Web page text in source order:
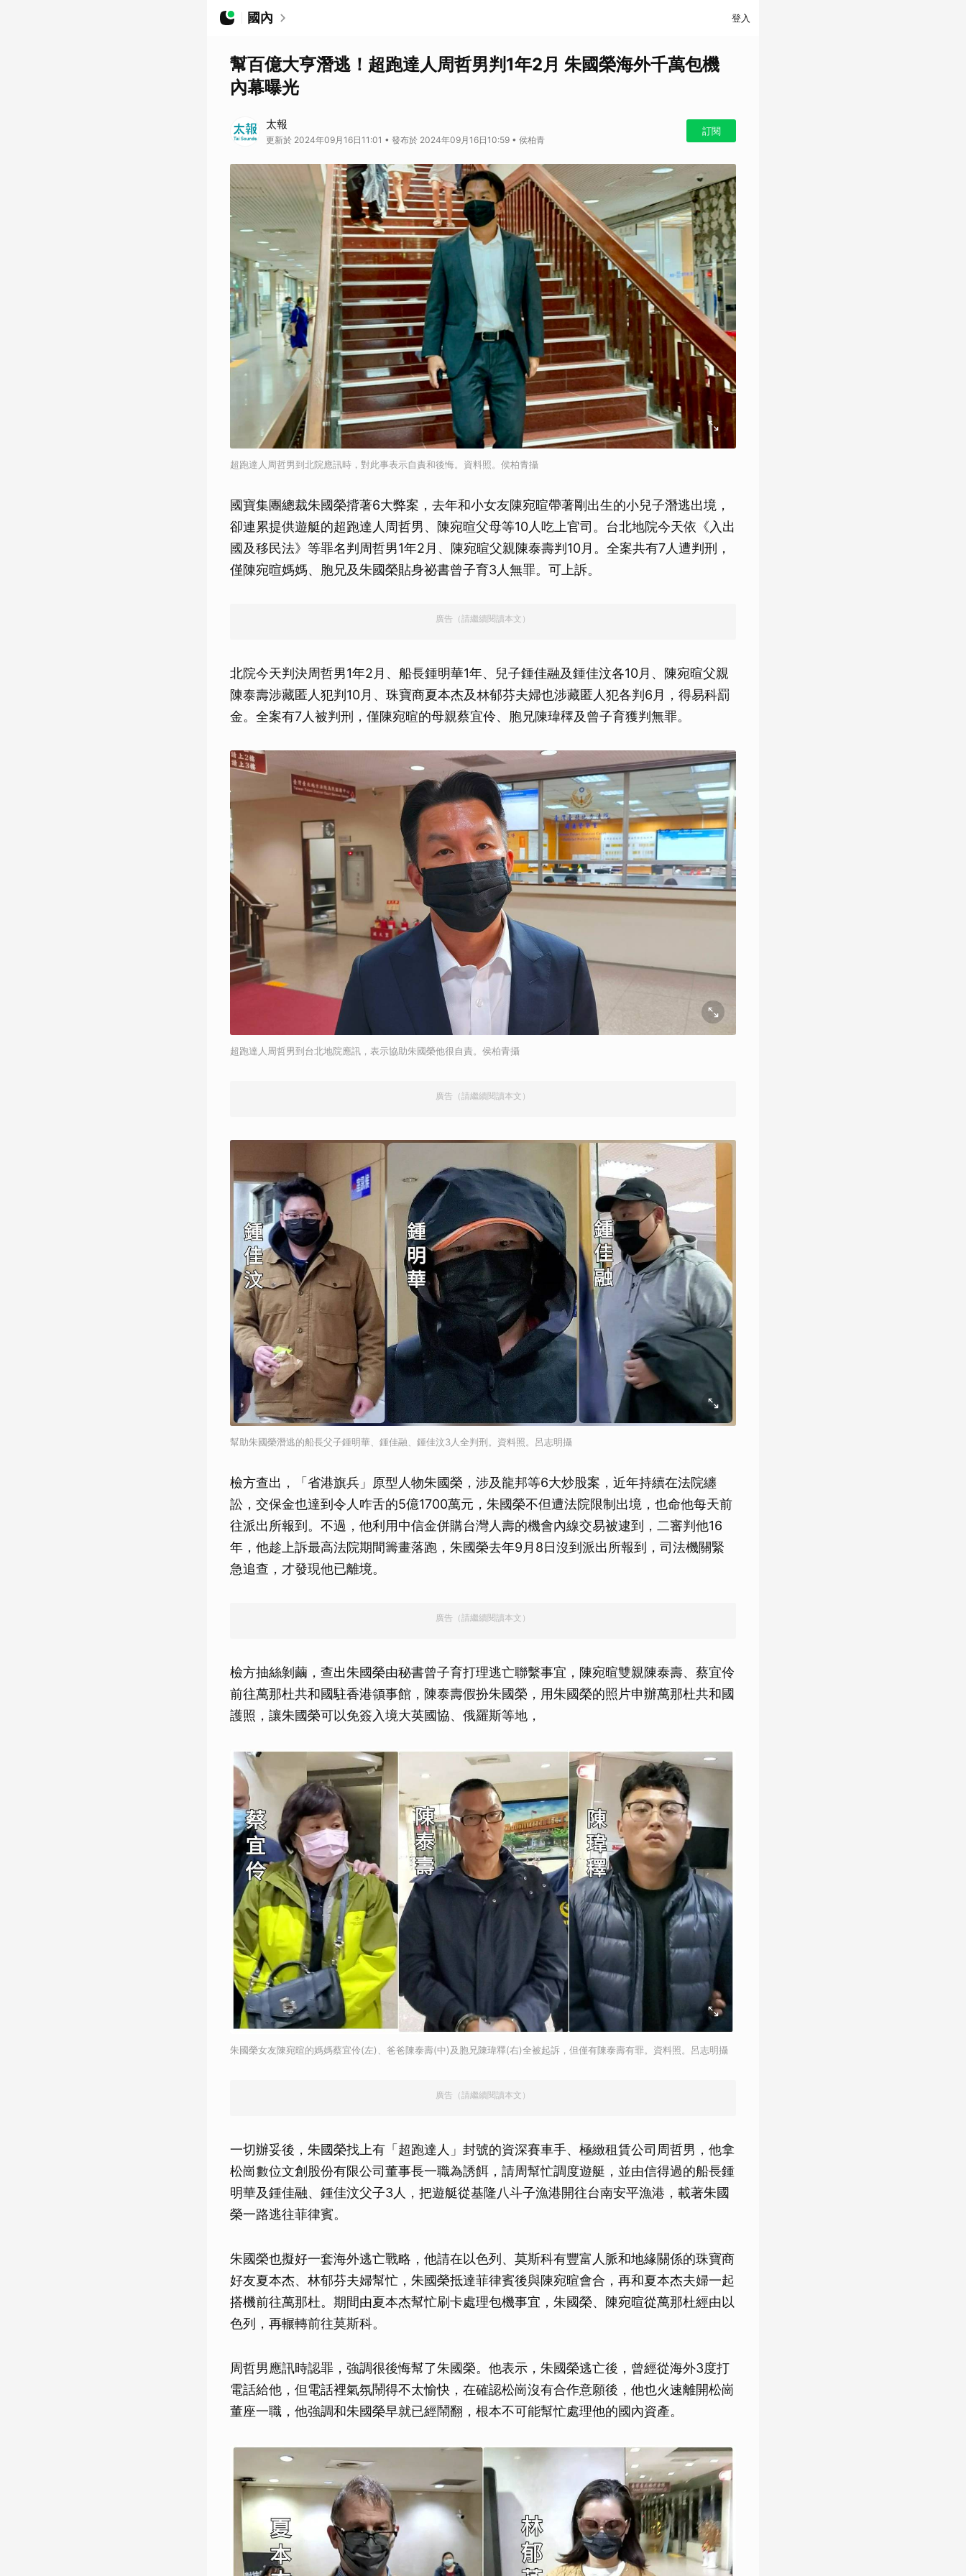
國內 登入
幫百億大亨潛逃！超跑達人周哲男判1年2月 朱國榮海外千萬包機
內幕曝光
太報
更新於 2024年09月16日11:01 • 發布於 2024年09月16日10:59 • 侯柏青
訂閱
超跑達人周哲男到北院應訊時，對此事表示自責和後悔。資料照。侯柏青攝
國寶集團總裁朱國榮揹著6大弊案，去年和小女友陳宛暄帶著剛出生的小兒子潛逃出境，
卻連累提供遊艇的超跑達人周哲男、陳宛暄父母等10人吃上官司。台北地院今天依《入出
國及移民法》等罪名判周哲男1年2月、陳宛暄父親陳泰壽判10月。全案共有7人遭判刑，
僅陳宛暄媽媽、胞兄及朱國榮貼身祕書曾子育3人無罪。可上訴。
廣告（請繼續閱讀本文）
北院今天判決周哲男1年2月、船長鍾明華1年、兒子鍾佳融及鍾佳汶各10月、陳宛暄父親
陳泰壽涉藏匿人犯判10月、珠寶商夏本杰及林郁芬夫婦也涉藏匿人犯各判6月，得易科罰
金。全案有7人被判刑，僅陳宛暄的母親蔡宜伶、胞兄陳瑋䆁及曾子育獲判無罪。
超跑達人周哲男到台北地院應訊，表示協助朱國榮他很自責。侯柏青攝
廣告（請繼續閱讀本文）
幫助朱國榮潛逃的船長父子鍾明華、鍾佳融、鍾佳汶3人全判刑。資料照。呂志明攝
檢方查出，「省港旗兵」原型人物朱國榮，涉及龍邦等6大炒股案，近年持續在法院纏
訟，交保金也達到令人咋舌的5億1700萬元，朱國榮不但遭法院限制出境，也命他每天前
往派出所報到。不過，他利用中信金併購台灣人壽的機會內線交易被逮到，二審判他16
年，他趁上訴最高法院期間籌畫落跑，朱國榮去年9月8日沒到派出所報到，司法機關緊
急追查，才發現他已離境。
廣告（請繼續閱讀本文）
檢方抽絲剝繭，查出朱國榮由秘書曾子育打理逃亡聯繫事宜，陳宛暄雙親陳泰壽、蔡宜伶
前往萬那杜共和國駐香港領事館，陳泰壽假扮朱國榮，用朱國榮的照片申辦萬那杜共和國
護照，讓朱國榮可以免簽入境大英國協、俄羅斯等地，
朱國榮女友陳宛暄的媽媽蔡宜伶(左)、爸爸陳泰壽(中)及胞兄陳瑋釋(右)全被起訴，但僅有陳泰壽有罪。資料照。呂志明攝
廣告（請繼續閱讀本文）
一切辦妥後，朱國榮找上有「超跑達人」封號的資深賽車手、極緻租賃公司周哲男，他拿
松崗數位文創股份有限公司董事長一職為誘餌，請周幫忙調度遊艇，並由信得過的船長鍾
明華及鍾佳融、鍾佳汶父子3人，把遊艇從基隆八斗子漁港開往台南安平漁港，載著朱國
榮一路逃往菲律賓。
朱國榮也擬好一套海外逃亡戰略，他請在以色列、莫斯科有豐富人脈和地緣關係的珠寶商
好友夏本杰、林郁芬夫婦幫忙，朱國榮抵達菲律賓後與陳宛暄會合，再和夏本杰夫婦一起
搭機前往萬那杜。期間由夏本杰幫忙刷卡處理包機事宜，朱國榮、陳宛暄從萬那杜經由以
色列，再輾轉前往莫斯科。
周哲男應訊時認罪，強調很後悔幫了朱國榮。他表示，朱國榮逃亡後，曾經從海外3度打
電話給他，但電話裡氣氛鬧得不太愉快，在確認松崗沒有合作意願後，他也火速離開松崗
董座一職，他強調和朱國榮早就已經鬧翻，根本不可能幫忙處理他的國內資產。
取消